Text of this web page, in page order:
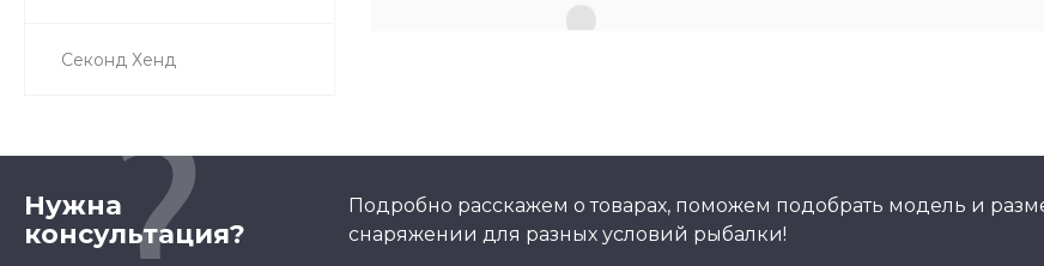
Секонд Хенд
Нужна
консультация?
Подробно расскажем о товарах, поможем подобрать модель и
снаряжении для разных условий рыбалки!